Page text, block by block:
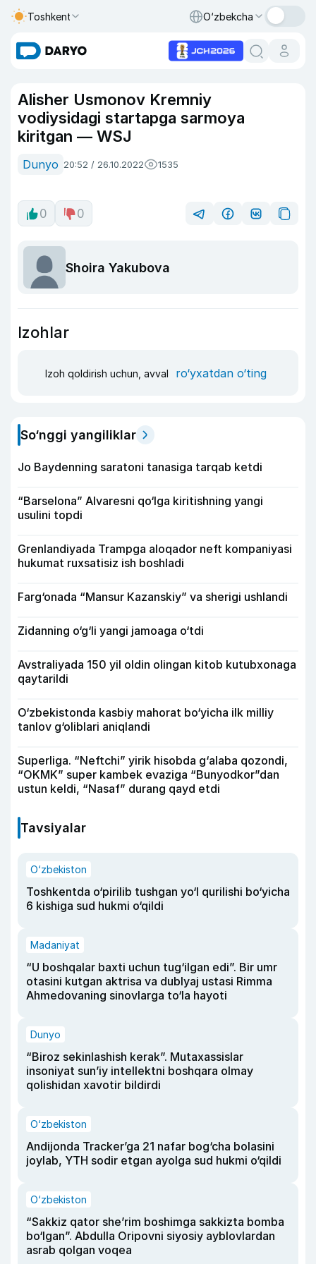
Toshkent O‘zbekcha
Alisher Usmonov Kremniy
vodiysidagi startapga sarmoya
kiritgan — WSJ
Dunyo 20:52 / 26.10.2022 1535
0 0
Shoira Yakubova
Izohlar
Izoh qoldirish uchun, avval ro‘yxatdan o‘ting
So‘nggi yangiliklar
Jo Baydenning saratoni tanasiga tarqab ketdi
“Barselona” Alvaresni qo‘lga kiritishning yangi
usulini topdi
Grenlandiyada Trampga aloqador neft kompaniyasi
hukumat ruxsatisiz ish boshladi
Farg‘onada “Mansur Kazanskiy” va sherigi ushlandi
Zidanning o‘g‘li yangi jamoaga o‘tdi
Avstraliyada 150 yil oldin olingan kitob kutubxonaga
qaytarildi
O‘zbekistonda kasbiy mahorat bo‘yicha ilk milliy
tanlov g‘oliblari aniqlandi
Superliga. “Neftchi” yirik hisobda g‘alaba qozondi,
“OKMK” super kambek evaziga “Bunyodkor”dan
ustun keldi, “Nasaf” durang qayd etdi
Tavsiyalar
O‘zbekiston
Toshkentda o‘pirilib tushgan yo‘l qurilishi bo‘yicha
6 kishiga sud hukmi o‘qildi
Madaniyat
“U boshqalar baxti uchun tug‘ilgan edi”. Bir umr
otasini kutgan aktrisa va dublyaj ustasi Rimma
Ahmedovaning sinovlarga to‘la hayoti
Dunyo
“Biroz sekinlashish kerak”. Mutaxassislar
insoniyat sun’iy intellektni boshqara olmay
qolishidan xavotir bildirdi
O‘zbekiston
Andijonda Tracker’ga 21 nafar bog‘cha bolasini
joylab, YTH sodir etgan ayolga sud hukmi o‘qildi
O‘zbekiston
“Sakkiz qator she’rim boshimga sakkizta bomba
bo‘lgan”. Abdulla Oripovni siyosiy ayblovlardan
asrab qolgan voqea